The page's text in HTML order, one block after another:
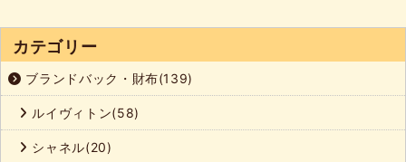
カテゴリー
ブランドバック・財布(139)
ルイヴィトン(58)
シャネル(20)